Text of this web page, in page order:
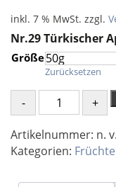
inkl. 7 % MwSt. zzgl.
Nr.29 Türkischer
Größe
Zurücksetzen
Türkischer
Apfeltee
Joghurt-
Limette
Menge
Artikelnummer: n. v.
Kategorien: